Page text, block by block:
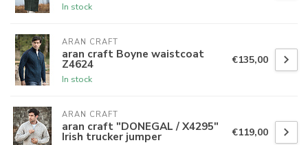
In stock
ARAN CRAFT
aran craft Boyne waistcoat
Z4624
In stock
€135,00
ARAN CRAFT
aran craft "DONEGAL / X4295"
Irish trucker jumper €119,00